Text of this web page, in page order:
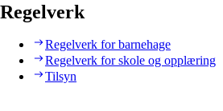
Regelverk
Regelverk for barnehage
Regelverk for skole og opplæring
Tilsyn